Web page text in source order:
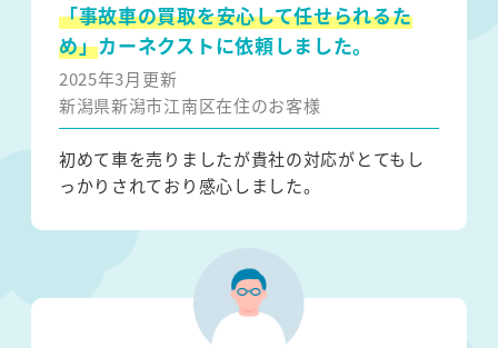
「事故車の買取を安心して任せられるた
め」カーネクストに依頼しました。
2025年3月更新
新潟県新潟市江南区在住のお客様
初めて車を売りましたが貴社の対応がとてもし
っかりされており感心しました。